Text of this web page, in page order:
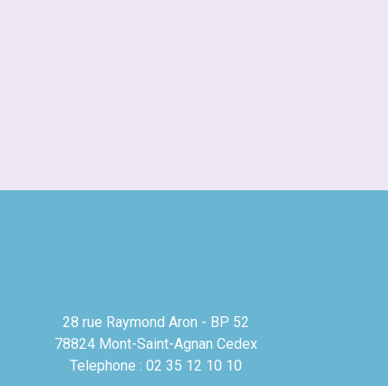
28 rue Raymond Aron - BP 52
78824 Mont-Saint-Agnan Cedex
Telephone : 02 35 12 10 10